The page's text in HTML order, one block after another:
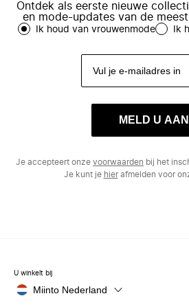
Ontdek als eerste nieuwe
en mode-updates van de
Ik houd van vrouwenmode Ik
MELD U AAN
Je accepteert onze voorwaarden bij het
Je kunt je hierafmelden voor
U winkelt bij
Miinto Nederland